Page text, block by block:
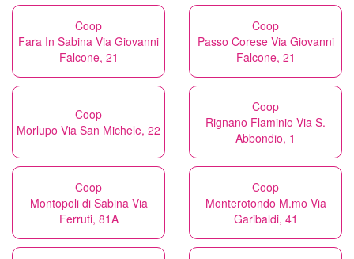
Coop
Fara In Sabina Via Giovanni
Falcone, 21
Coop
Passo Corese Via Giovanni
Falcone, 21
Coop
Morlupo Via San Michele, 22
Coop
Rignano Flaminio Via S.
Abbondio, 1
Coop
Montopoli di Sabina Via
Ferruti, 81A
Coop
Monterotondo M.mo Via
Garibaldi, 41